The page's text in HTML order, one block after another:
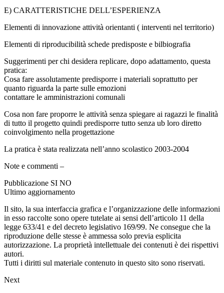
E) CARATTERISTICHE DELL’ESPERIENZA
Elementi di innovazione attività orientanti ( interventi nel territorio)
Elementi di riproducibilità schede predisposte e bilbiografia
Suggerimenti per chi desidera replicare, dopo adattamento, questa
pratica:
Cosa fare assolutamente predisporre i materiali soprattutto per
quanto riguarda la parte sulle emozioni
contattare le amministrazioni comunali
Cosa non fare proporre le attività senza spiegare ai ragazzi le finalità
di tutto il progetto quindi predisporre tutto senza ub loro diretto
coinvolgimento nella progettazione
La pratica è stata realizzata nell’anno scolastico 2003-2004
Note e commenti –
Pubblicazione SI NO
Ultimo aggiornamento
Il sito, la sua interfaccia grafica e l’organizzazione delle informazioni
in esso raccolte sono opere tutelate ai sensi dell’articolo 11 della
legge 633/41 e del decreto legislativo 169/99. Ne consegue che la
riproduzione delle stesse è ammessa solo previa esplicita
autorizzazione. La proprietà intellettuale dei contenuti è dei rispettivi
autori.
Tutti i diritti sul materiale contenuto in questo sito sono riservati.
Next